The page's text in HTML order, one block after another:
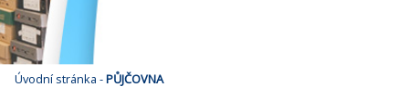
Úvodní stránka -PŮJČOVNA